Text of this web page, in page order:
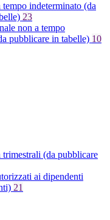
tempo indeterminato (da
23
non a tempo
pubblicare in tabelle) 10
trimestrali (da pubblicare
ai dipendenti
21